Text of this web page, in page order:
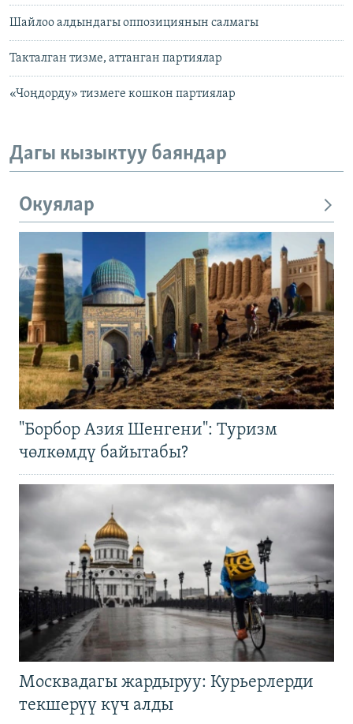
Шайлоо алдындагы оппозициянын салмагы
Такталган тизме, аттанган партиялар
«Чоңдорду» тизмеге кошкон партиялар
Дагы кызыктуу баяндар
Окуялар
"Борбор Азия Шенгени": Туризм
чөлкөмдү байытабы?
Москвадагы жардыруу: Курьерлерди
текшерүү күч алды